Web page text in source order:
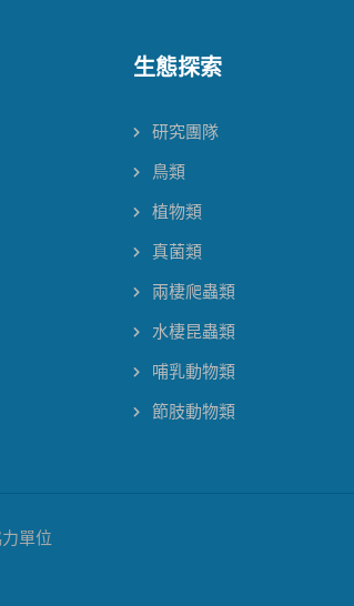
生態探索
研究團隊
鳥類
植物類
真菌類
兩棲爬蟲類
水棲昆蟲類
哺乳動物類
節肢動物類
單位